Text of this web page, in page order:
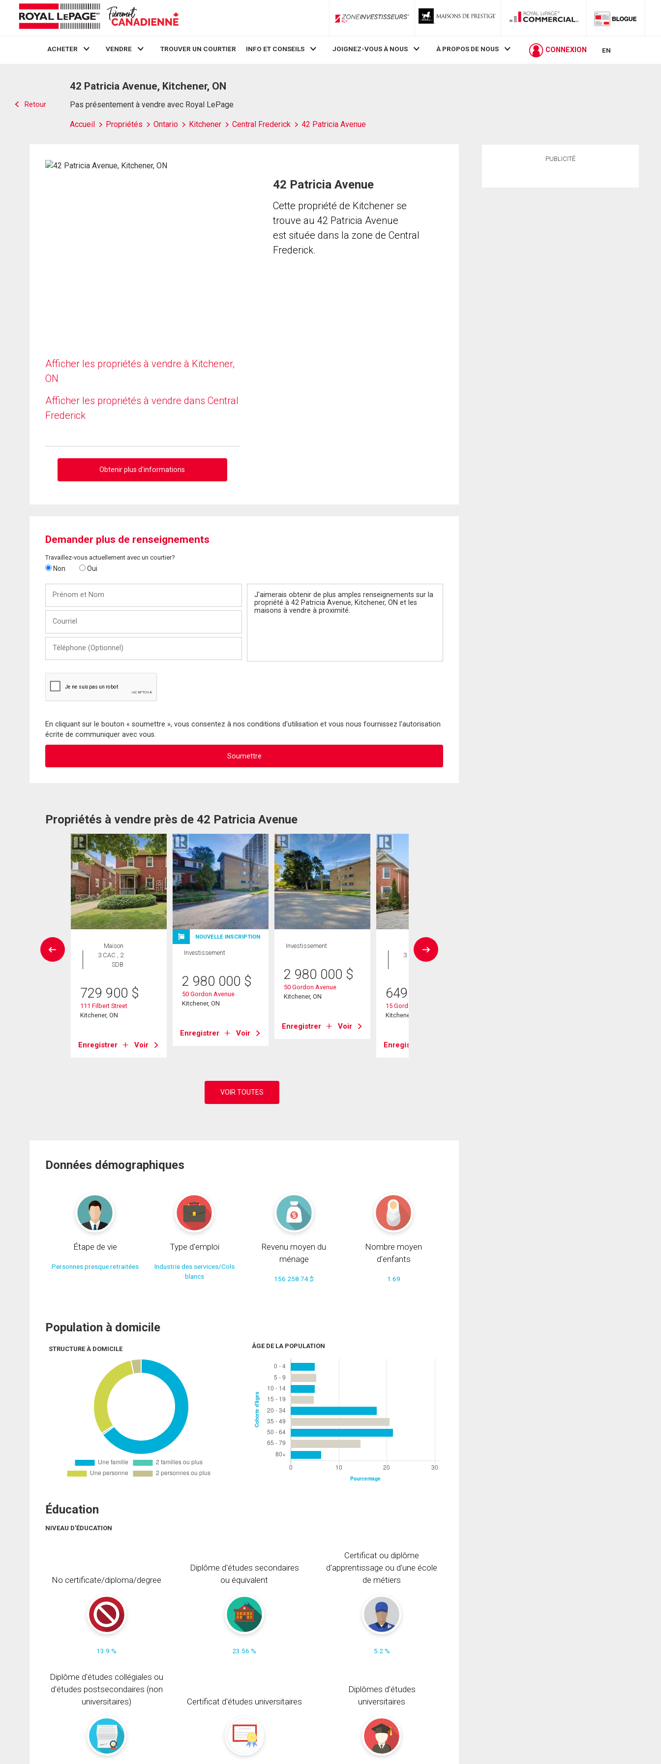
ZoneInvestisseurs RLP
ACHETER VENDRE TROUVER UN COURTIER INFO ET CONSEILS JOIGNEZ-VOUS À NOUS À PROPOS DE NOUS CONNEXION EN
Retour
42 Patricia Avenue, Kitchener, ON
Pas présentement à vendre avec Royal LePage
Accueil Propriétés Ontario Kitchener Central Frederick 42 Patricia Avenue
Afficher les propriétés à vendre à Kitchener,
ON
Afficher les propriétés à vendre dans Central
Frederick
Obtenir plus d'informations
42 Patricia Avenue
Cette propriété de Kitchener se
trouve au 42 Patricia Avenue
est située dans la zone de Central
Frederick.
Demander plus de renseignements
Travaillez-vous actuellement avec un courtier?
Non Oui
Nom
(Optionnel)
En cliquant sur le bouton « soumettre », vous consentez à nos conditions d'utilisation et vous nous fournissez l'autorisation
écrite de communiquer avec vous.
Propriétés à vendre près de 42 Patricia Avenue
Maison
3 CAC , 2
SDB
729 900 $
111 Filbert Street
Kitchener, ON
Enregistrer Voir
NOUVELLE INSCRIPTION
Investissement
2 980 000 $
50 Gordon Avenue
Kitchener, ON
Enregistrer Voir
Investissement
2 980 000 $
50 Gordon Avenue
Kitchener, ON
Enregistrer Voir
Maison
3 CAC , 2
649 900
15 Gordon Avenue
Kitchener, ON
Enregistrer
Données démographiques
Étape de vie
Personnes presque retraitées
Type d'emploi
Industrie des services/Cols
blancs
Revenu moyen du
ménage
156 258.74 $
Nombre moyen
d'enfants
1.69
Population à domicile
STRUCTURE À DOMICILE ÂGE DE LA POPULATION
Éducation
NIVEAU D'ÉDUCATION
No certificate/diploma/degree
13.9 %
Diplôme d'études secondaires
ou équivalent
23.56 %
Certificat ou diplôme
d'apprentissage ou d'une école
de métiers
5.2 %
Diplôme d'études collégiales ou
d'études postsecondaires (non
universitaires)
Certificat d'études universitaires
Diplômes d'études
universitaires
PUBLICITÉ